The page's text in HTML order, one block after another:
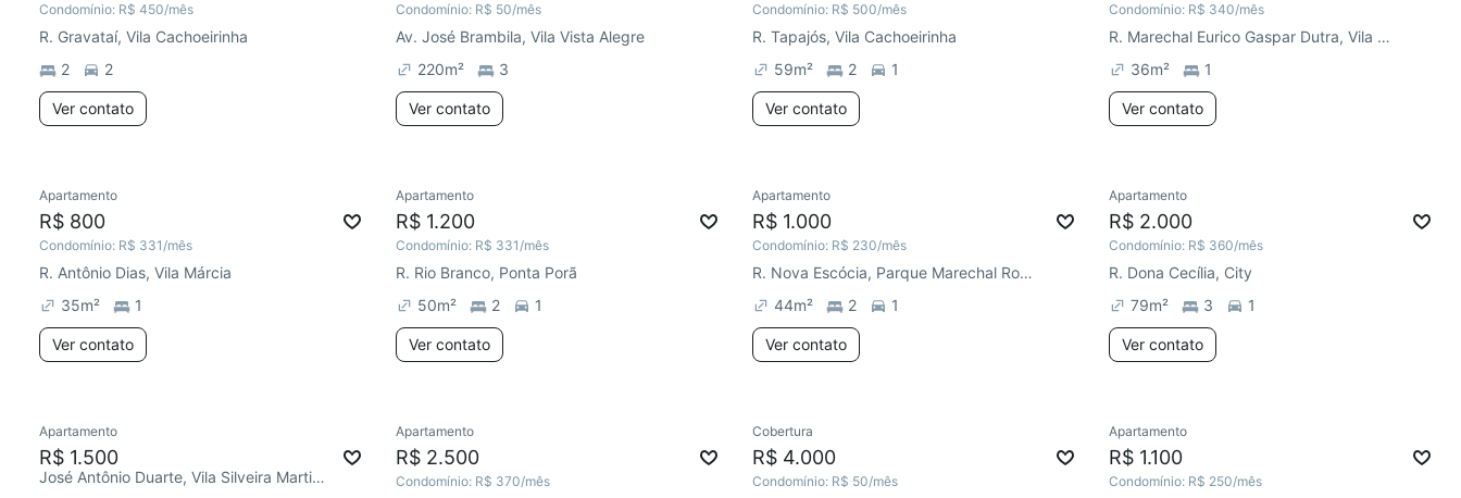
Condomínio: R$ 450/mês
R. Gravataí, Vila Cachoeirinha
2
2
Ver contato
Condomínio: R$ 50/mês
Av. José Brambila, Vila Vista Alegre
220m² 3
Ver contato
Condomínio: R$ 500/mês
R. Tapajós, Vila Cachoeirinha
59m² 2 1
Ver contato
Condomínio: R$ 340/mês
R. Marechal Eurico Gaspar Dutra, Vila Veranópolis
36m² 1
Ver contato
Apartamento
R$ 800
Condomínio: R$ 331/mês
R. Antônio Dias, Vila Márcia
35m² 1
Ver contato
Apartamento
R$ 1.200
Condomínio: R$ 331/mês
R. Rio Branco, Ponta Porã
50m² 2 1
Ver contato
Apartamento
R$ 1.000
Condomínio: R$ 230/mês
R. Nova Escócia, Parque Marechal Rondon
44m² 2 1
Ver contato
Apartamento
R$ 2.000
Condomínio: R$ 360/mês
R. Dona Cecília, City
79m² 3 1
Ver contato
Apartamento
R$ 1.500
José Antônio Duarte, Vila Silveira Martins
Apartamento
R$ 2.500
Condomínio: R$ 370/mês
Cobertura
R$ 4.000
Condomínio: R$ 50/mês
Apartamento
R$ 1.100
Condomínio: R$ 250/mês